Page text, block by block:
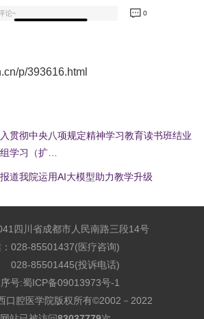
p/393616.html
贯彻中央八项规定精神学习教育读书班结业
学习（扩…
道我院运用AI大模型助力教学升级
四川省成都市人民南路三段14号
：028-85501437(医疗咨询)
028-85501445(投诉电话)
号:蜀ICP备09013973号-1
口腔医学院版权所有©2002－2022